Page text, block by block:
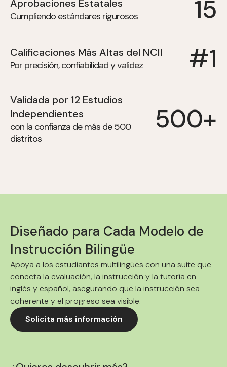
Aprobaciones Estatales
Cumpliendo estándares rigurosos 15
Calificaciones Más Altas del NCII
Por precisión, confiabilidad y validez #1
Validada por 12 Estudios
Independientes
con la confianza de más de 500
distritos
500+
Diseñado para Cada Modelo de
Instrucción Bilingüe
Apoya a los estudiantes multilingües con una suite que
conecta la evaluación, la instrucción y la tutoría en
inglés y español, asegurando que la instrucción sea
coherente y el progreso sea visible.
Solicita más información